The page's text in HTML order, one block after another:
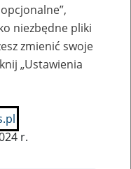
niezbędne pliki
zmienić swoje
„Ustawienia
r.